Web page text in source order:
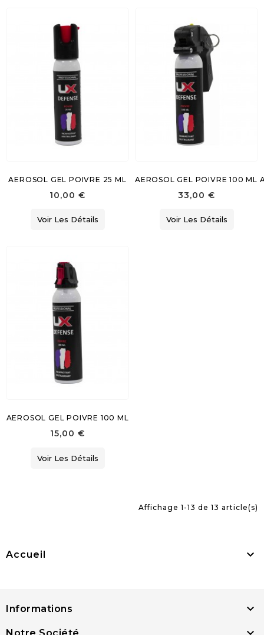
AEROSOL GEL POIVRE 25 ML
10,00 €
Voir Les Détails
AEROSOL GEL POIVRE 100 ML
33,00 €
Voir Les Détails
AEROSOL GEL POIVRE 100 ML
15,00 €
Voir Les Détails
Affichage 1-13 de 13 article(s)
Accueil 
Informations 